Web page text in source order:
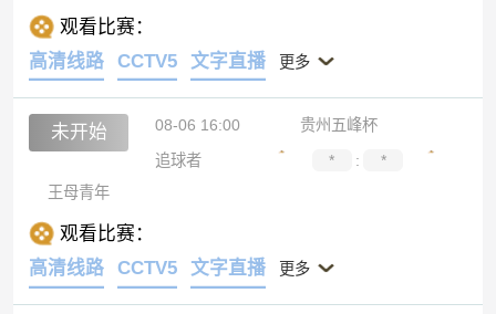
观看比赛：
高清线路
CCTV5 文字直播 更多
未开始 08-06 16:00
贵州五峰杯
追球者
* :
*
王母青年
观看比赛：
高清线路
CCTV5 文字直播 更多